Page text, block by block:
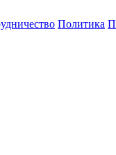
Политика